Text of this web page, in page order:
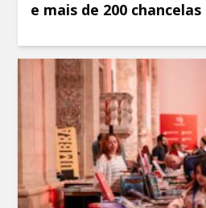
e mais de 200